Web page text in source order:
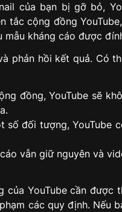
của bạn bị gỡ bỏ,
tắc cộng đồng
kháng cáo được
phản hồi kết quả. Có
đồng, YouTube sẽ
số đối tượng, YouTube
vẫn giữ nguyên và
YouTube cần được
các quy định. Nếu